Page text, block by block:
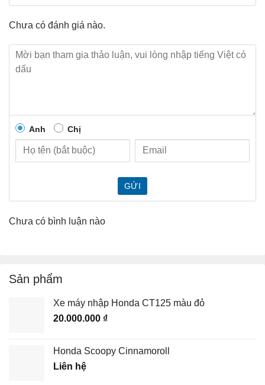
Chưa có đánh giá nào.
Anh Chị
GỬI
Chưa có bình luận nào
Sản phẩm
Xe máy nhập Honda CT125 màu đỏ
20.000.000 ₫
Honda Scoopy Cinnamoroll
Liên hệ